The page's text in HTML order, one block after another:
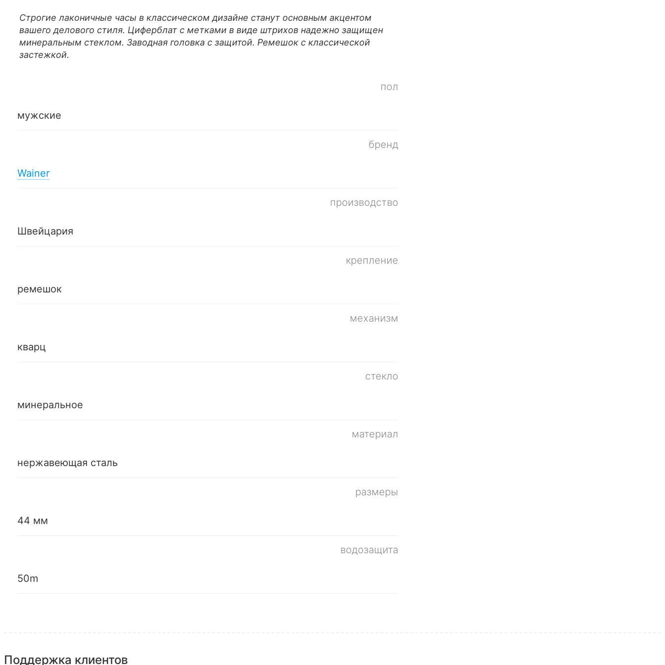
Строгие лаконичные часы в классическом дизайне станут основным акцентом
вашего делового стиля. Циферблат с метками в виде штрихов надежно защищен
минеральным стеклом. Заводная головка с защитой. Ремешок с классической
застежкой.
пол
мужские
бренд
Wainer
производство
Швейцария
крепление
ремешок
механизм
кварц
стекло
минеральное
материал
нержавеющая сталь
размеры
44 мм
водозащита
50m
Поддержка клиентов